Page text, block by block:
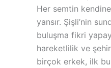
Her semtin
yansır. Şişli’nin
buluşma fikri
hareketlilik ve
birçok erkek, ilk